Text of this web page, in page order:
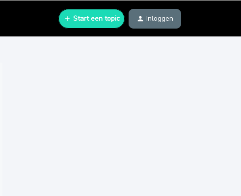
Start een topic Inloggen